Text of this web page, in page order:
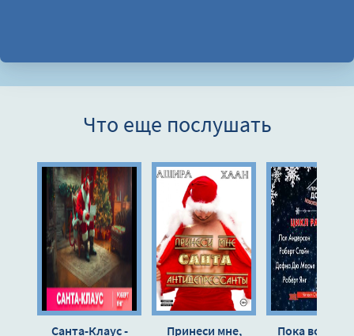
Что еще послушать
Санта-Клаус -
Принеси мне,
Пока все